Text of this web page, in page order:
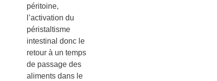
péritoine,
l’activation du
péristaltisme
intestinal donc le
retour à un temps
de passage des
aliments dans le